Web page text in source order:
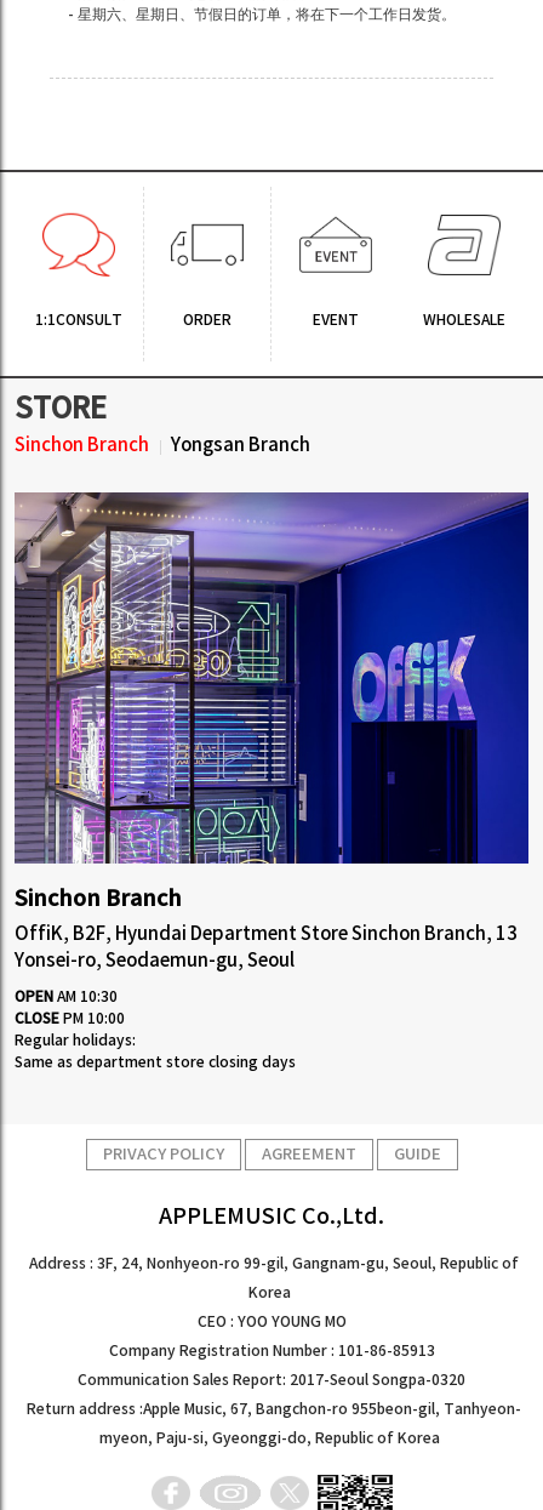
- 星期六、星期日、节假日的订单，将在下一个工作日发货。
1:1CONSULT ORDER EVENT WHOLESALE
STORE
Sinchon Branch Yongsan Branch
Sinchon Branch
OffiK, B2F, Hyundai Department Store Sinchon Branch, 13
Yonsei-ro, Seodaemun-gu, Seoul
OPEN AM 10:30
CLOSE PM 10:00
Regular holidays:
Same as department store closing days
PRIVACY POLICY AGREEMENT GUIDE
APPLEMUSIC Co.,Ltd.
Address : 3F, 24, Nonhyeon-ro 99-gil, Gangnam-gu, Seoul, Republic of
Korea
CEO : YOO YOUNG MO
Company Registration Number : 101-86-85913
Communication Sales Report: 2017-Seoul Songpa-0320
Return address :Apple Music, 67, Bangchon-ro 955beon-gil, Tanhyeon-
myeon, Paju-si, Gyeonggi-do, Republic of Korea